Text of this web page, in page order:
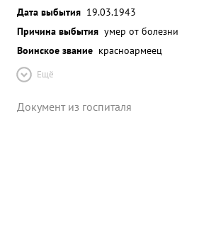
Дата выбытия 19.03.1943
Причина выбытия умер от болезни
Воинское звание красноармеец
Ещё
Документ из госпиталя